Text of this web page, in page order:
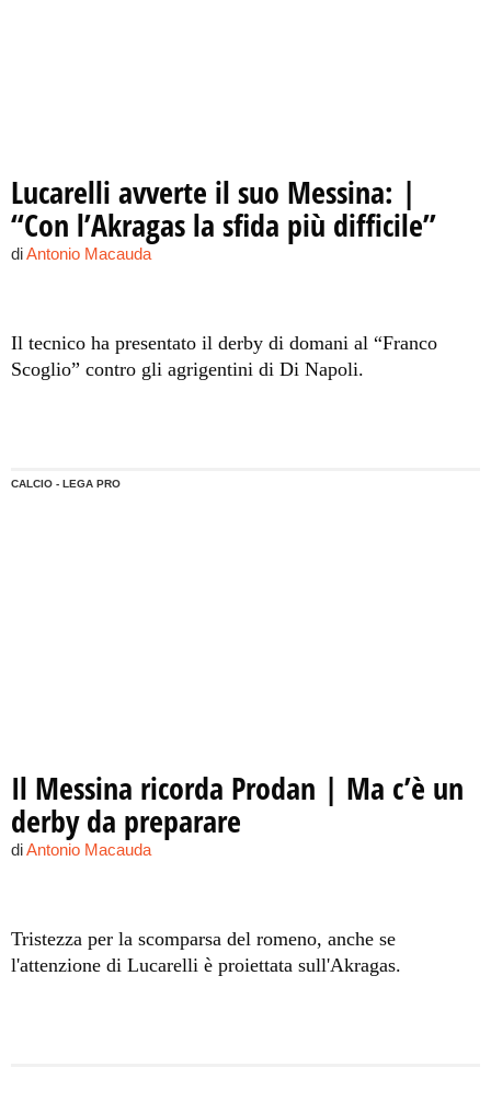
Lucarelli avverte il suo Messina: |
“Con l’Akragas la sfida più difficile”
diAntonio Macauda
Il tecnico ha presentato il derby di domani al “Franco
Scoglio” contro gli agrigentini di Di Napoli.
CALCIO - LEGA PRO
Il Messina ricorda Prodan | Ma c’è un
derby da preparare
diAntonio Macauda
Tristezza per la scomparsa del romeno, anche se
l'attenzione di Lucarelli è proiettata sull'Akragas.